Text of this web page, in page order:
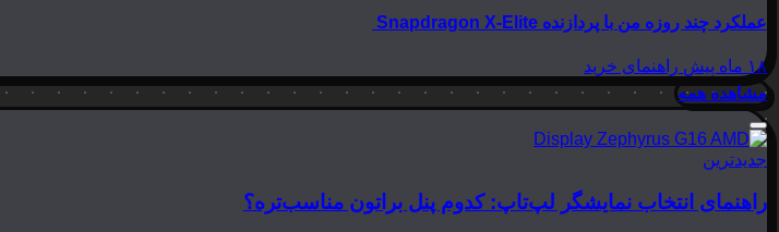
عملکرد چند روزه من با پردازنده Snapdragon X-Elite
۱۸ ماه پیش
راهنمای خرید
مشاهده همه
جدیدترین
راهنمای انتخاب نمایشگر لپ‌تاپ: کدوم پنل براتون مناسب‌تره؟